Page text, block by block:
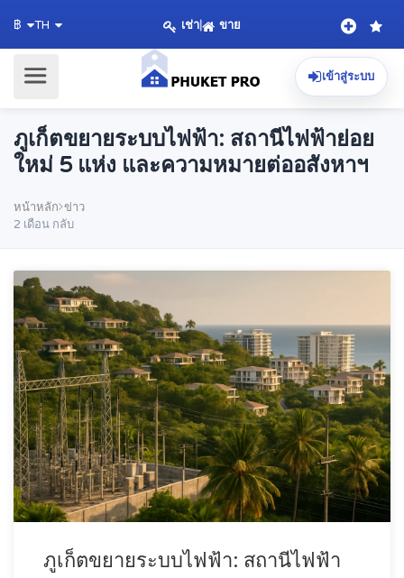
฿ TH เช่า| ขาย
เข้าสู่ระบบ
ภูเก็ตขยายระบบไฟฟ้า: สถานีไฟฟ้าย่อย
ใหม่ 5 แห่ง และความหมายต่ออสังหาฯ
หน้าหลัก ข่าว
2 เดือน กลับ
ภูเก็ตขยายระบบไฟฟ้า: สถานีไฟฟ้า